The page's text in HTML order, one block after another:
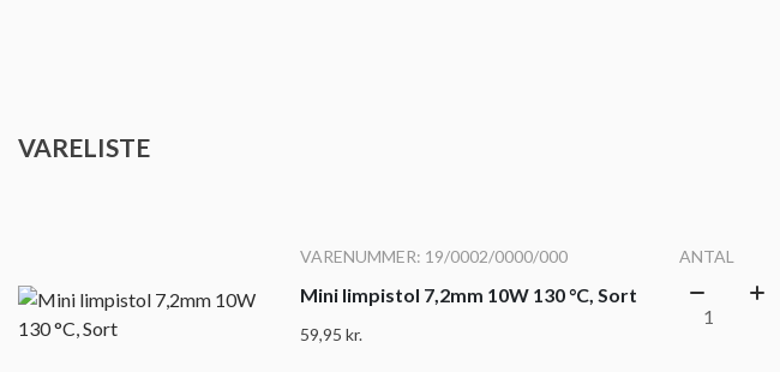
VARELISTE
VARENUMMER: 19/0002/0000/000
Mini limpistol 7,2mm 10W 130 °C, Sort
59,95kr.
ANTAL